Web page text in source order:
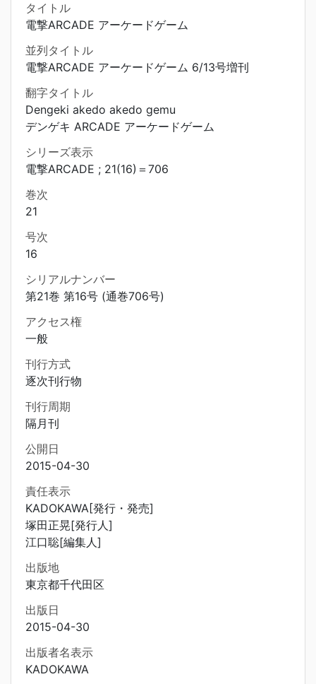
タイトル
電撃ARCADE アーケードゲーム
並列タイトル
電撃ARCADE アーケードゲーム 6/13号増刊
翻字タイトル
Dengeki akedo akedo gemu
デンゲキ ARCADE アーケードゲーム
シリーズ表示
電撃ARCADE ; 21(16)＝706
巻次
21
号次
16
シリアルナンバー
第21巻 第16号 (通巻706号)
アクセス権
一般
刊行方式
逐次刊行物
刊行周期
隔月刊
公開日
2015-04-30
責任表示
KADOKAWA[発行・発売]
塚田正晃[発行人]
江口聡[編集人]
出版地
東京都千代田区
出版日
2015-04-30
出版者名表示
KADOKAWA